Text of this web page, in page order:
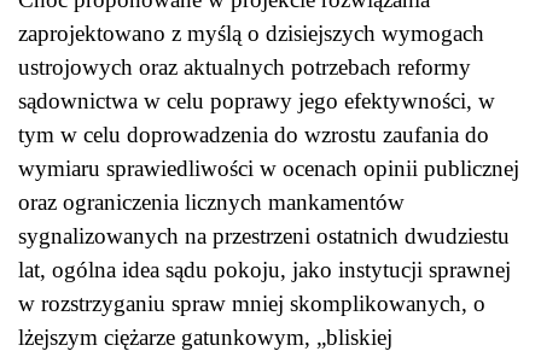
zaprojektowano z myślą o dzisiejszych wymogach
ustrojowych oraz aktualnych potrzebach reformy
sądownictwa w celu poprawy jego efektywności, w
tym w celu doprowadzenia do wzrostu zaufania do
wymiaru sprawiedliwości w ocenach opinii publicznej
oraz ograniczenia licznych mankamentów
sygnalizowanych na przestrzeni ostatnich dwudziestu
lat, ogólna idea sądu pokoju, jako instytucji sprawnej
w rozstrzyganiu spraw mniej skomplikowanych, o
lżejszym ciężarze gatunkowym, „bliskiej